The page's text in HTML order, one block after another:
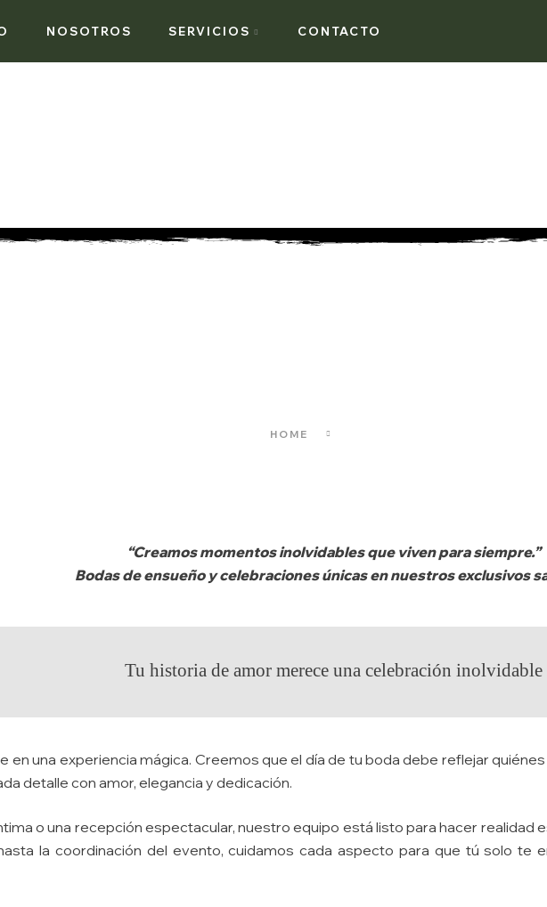
NOSOTROS SERVICIOS CONTACTO
HOME
“Creamos momentos inolvidables que viven para siempre.”
Bodas de ensueño y celebraciones únicas en nuestros exclusivos
Tu historia de amor merece una celebración inolvidable
en una experiencia mágica. Creemos que el día de tu boda debe reflejar
detalle con amor, elegancia y dedicación.
o una recepción espectacular, nuestro equipo está listo para hacer realidad
la coordinación del evento, cuidamos cada aspecto para que tú solo te